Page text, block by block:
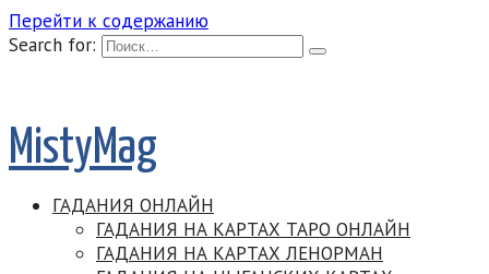
Перейти к содержанию
Search for:
MistyMag
ГАДАНИЯ ОНЛАЙН
ГАДАНИЯ НА КАРТАХ ТАРО ОНЛАЙН
ГАДАНИЯ НА КАРТАХ ЛЕНОРМАН